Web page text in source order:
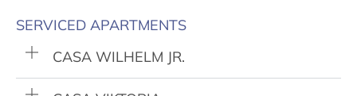
SERVICED APARTMENTS
CASA WILHELM JR.